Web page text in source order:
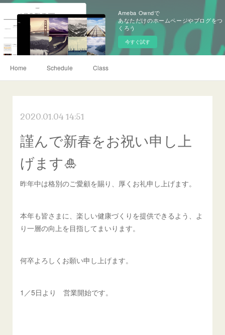
Ameba Owndで
あなただけのホームページやブログをつ
くろう
今すぐ試す
Home Schedule Class
2020.01.04 14:51
謹んで新春をお祝い申し上
げます🎍
昨年中は格別のご愛顧を賜り、厚くお礼申し上げます。
本年も皆さまに、楽しい健康づくりを提供できるよう、よ
り一層の向上を目指してまいります。
何卒よろしくお願い申し上げます。
1／5日より 営業開始です。